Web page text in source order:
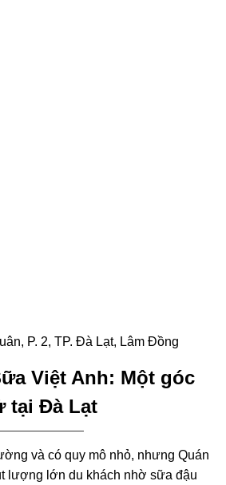
P. 2, TP. Đà Lạt, Lâm Đồng
Việt Anh: Một góc
tại Đà Lạt
và có quy mô nhỏ, nhưng Quán
lượng lớn du khách nhờ sữa đậu